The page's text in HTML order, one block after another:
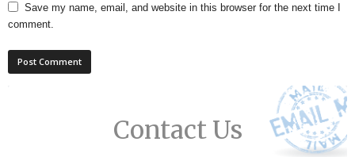
Save my name, email, and website in this browser for the next time I
comment.
Contact Us